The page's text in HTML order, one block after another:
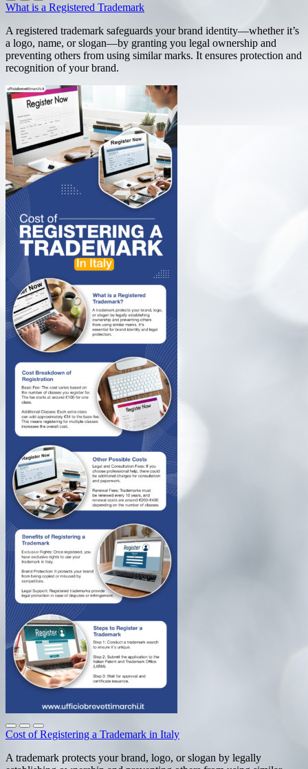
What is a Registered Trademark
A registered trademark safeguards your brand identity—whether it’s
a logo, name, or slogan—by granting you legal ownership and
preventing others from using similar marks. It ensures protection and
recognition of your brand.
Cost of Registering a Trademark in Italy
A trademark protects your brand, logo, or slogan by legally